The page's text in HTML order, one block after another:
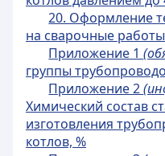
20. Оформление
на сварочные работы
Приложение 1
группы
Приложение 2
Химический состав
изготовления
котлов, %